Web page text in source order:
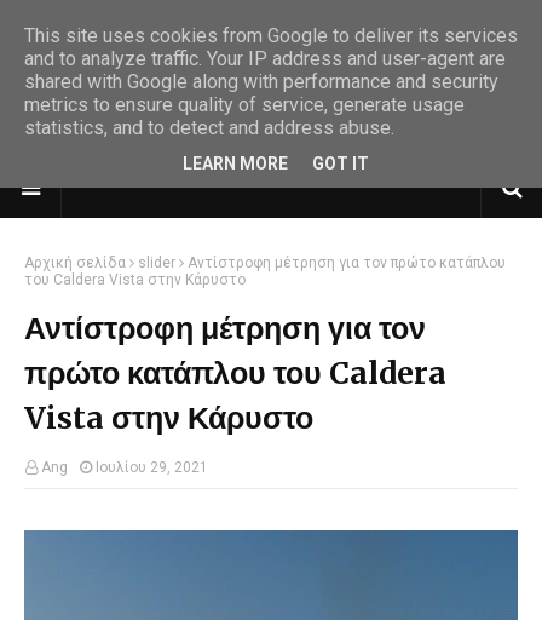
Αρχική σελίδα slider
Αντίστροφη μέτρηση για τον πρώτο κατάπλου
του Caldera Vista στην Κάρυστο
Αντίστροφη μέτρηση για τον
πρώτο κατάπλου του Caldera
Vista στην Κάρυστο
Ang Ιουλίου 29, 2021
This site uses cookies from Google to deliver its services
and to analyze traffic. Your IP address and user-agent are
shared with Google along with performance and security
metrics to ensure quality of service, generate usage
statistics, and to detect and address abuse.
LEARN MORE GOT IT